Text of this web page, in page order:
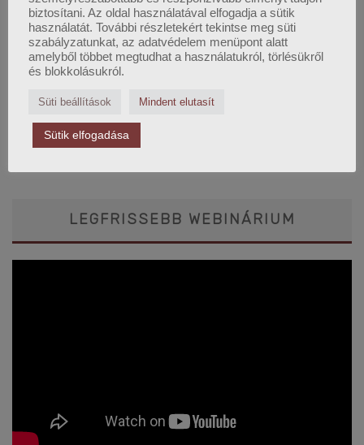
Nyíregyházi képzésünk indulása:
2026. október 10.
Jelentkezési határidő:
Szegedi képzésünk indulása:
Jelentkezési határidő:
LEGFRISSEBB WEBINÁRIUM
biztosítani. Az oldal használatával elfogadja a sütik
használatát. További részletekért tekintse meg süti
szabályzatunkat, az adatvédelem menüpont alatt
amelyből többet megtudhat a használatukról, törlésükről
és blokkolásukról.
Süti beállítások Mindent elutasít
Sütik elfogadása